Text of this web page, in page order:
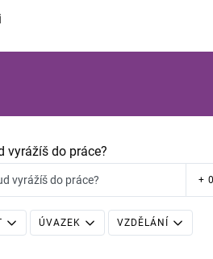
vyrážíš do práce?
vyrážíš do práce? +
ÚVAZEK VZDĚLÁNÍ